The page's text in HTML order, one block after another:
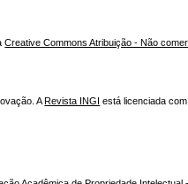
Creative Commons Atribuição - Não
ARevista INGI está licenciada